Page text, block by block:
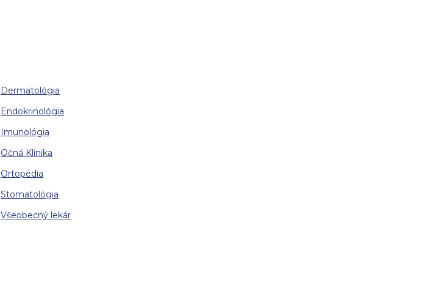
Dermatológia
Endokrinológia
Imunológia
Očná Klinika
Ortopédia
Stomatológia
Všeobecný lekár